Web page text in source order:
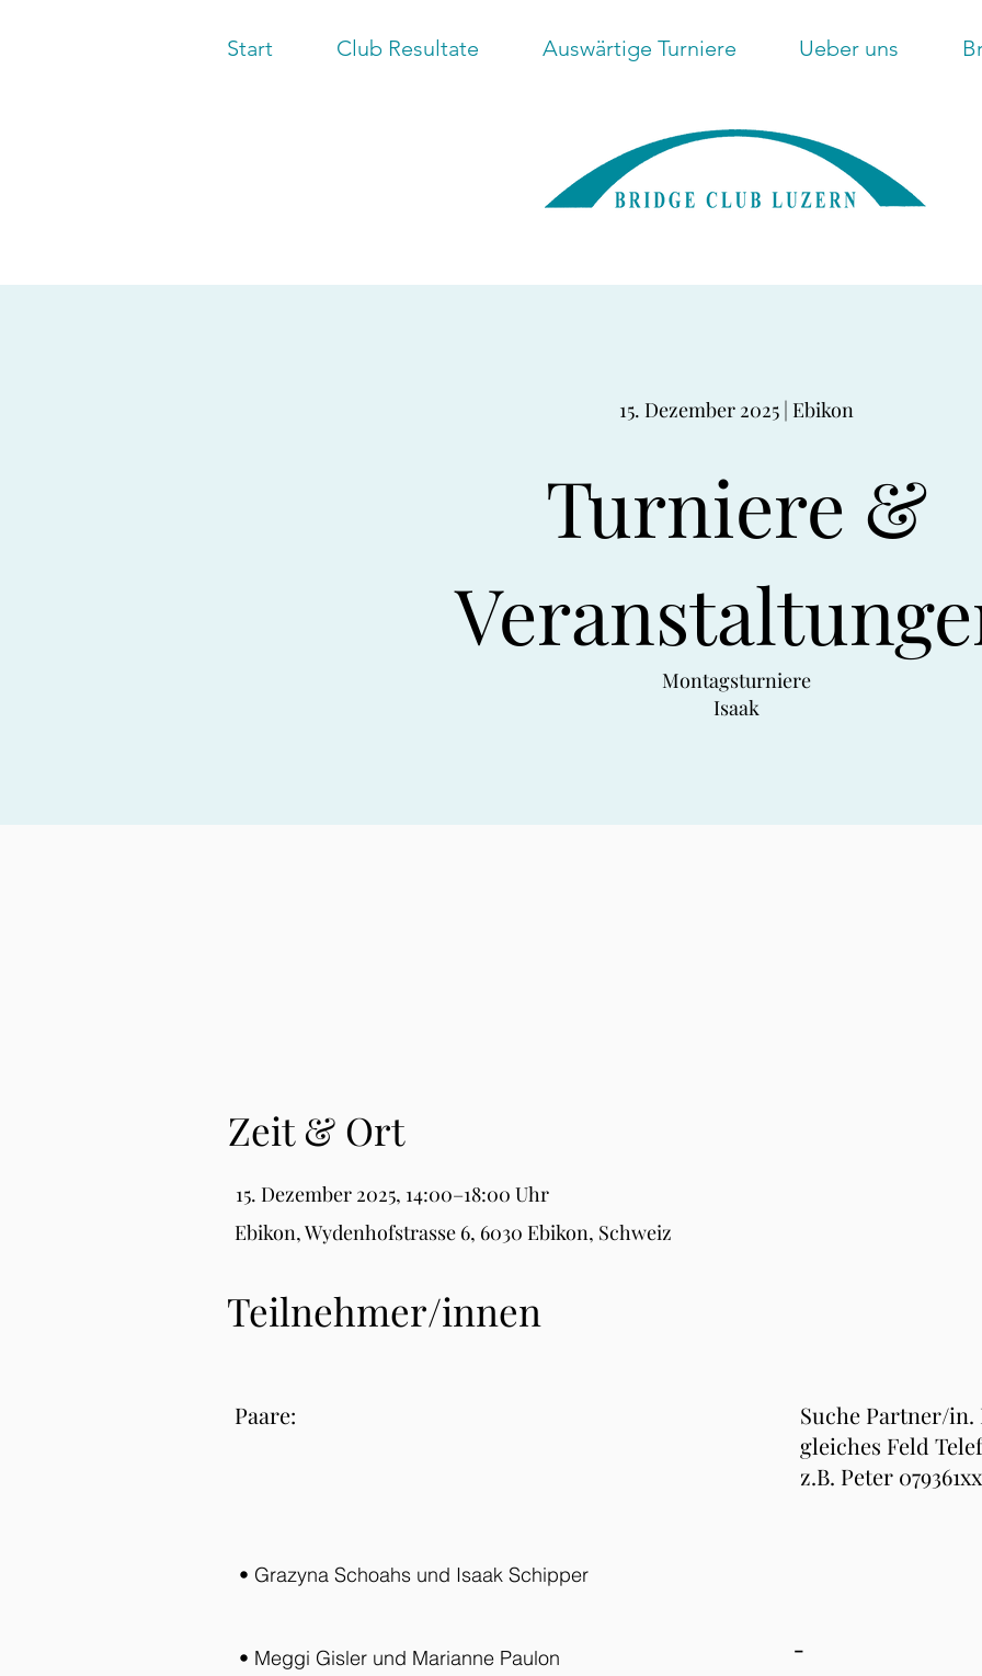
Start Club Resultate Auswärtige Turniere Ueber uns
15. Dezember 2025 | Ebikon
Turniere &
Montagsturniere
Isaak
Zeit & Ort
15. Dezember 2025, 14:00–18:00 Uhr
Ebikon, Wydenhofstrasse 6, 6030 Ebikon, Schweiz
Teilnehmer/innen
Paare:
• Grazyna Schoahs und Isaak Schipper
• Meggi Gisler und Marianne Paulon
Suche Partner/
gleiches Feld
z.B. Peter
-